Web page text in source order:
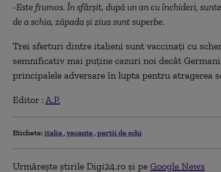
-Este frumos. În sfârșit, după un an cu închideri,
de a schia, zăpada și ziua sunt superbe.
Trei sferturi dintre italieni sunt vaccinați cu
semnificativ mai puține cazuri noi decât
principalele adversare în lupta pentru atragerea
Editor : A.P.
Etichete: italia vacante partii de schi
Urmărește știrile Digi24.ro și pe Google News